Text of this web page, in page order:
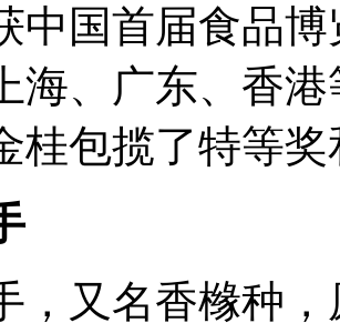
中国首届食品
海、广东、香
桂包揽了特等
又名香橼种，